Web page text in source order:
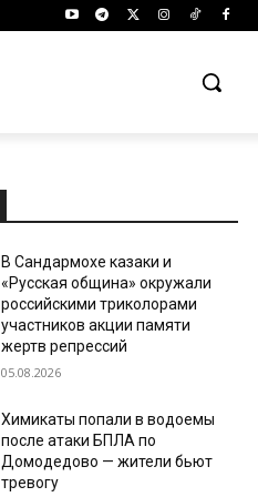
В Сандармохе казаки и
«Русская община» окружали
российскими триколорами
участников акции памяти
жертв репрессий
05.08.2026
Химикаты попали в водоемы
после атаки БПЛА по
Домодедово — жители бьют
тревогу